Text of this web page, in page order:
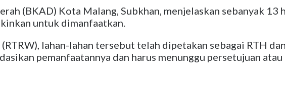
(BKAD) Kota Malang, Subkhan, menjelaskan sebanyak
untuk dimanfaatkan.
lahan-lahan tersebut telah dipetakan sebagai RTH
pemanfaatannya dan harus menunggu persetujuan